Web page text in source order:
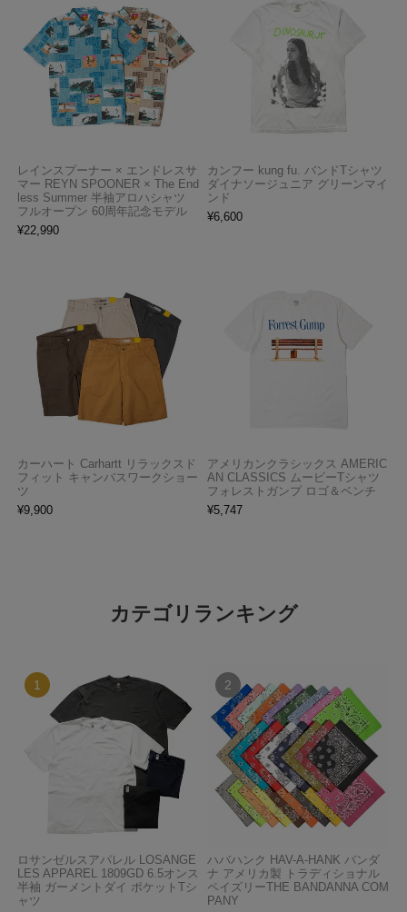
レインスプーナー × エンドレスサ
マー REYN SPOONER × The End
less Summer 半袖アロハシャツ
フルオープン 60周年記念モデル
¥22,990
カンフー kung fu. バンドTシャツ
ダイナソージュニア グリーンマイ
ンド
¥6,600
カーハート Carhartt リラックスド
フィット キャンバスワークショー
ツ
¥9,900
アメリカンクラシックス AMERIC
AN CLASSICS ムービーTシャツ
フォレストガンプ ロゴ＆ベンチ
¥5,747
カテゴリランキング
ロサンゼルスアパレル LOSANGE
LES APPAREL 1809GD 6.5オンス
半袖 ガーメントダイ ポケットTシ
ャツ
ハバハンク HAV-A-HANK バンダ
ナ アメリカ製 トラディショナル
ペイズリーTHE BANDANNA COM
PANY